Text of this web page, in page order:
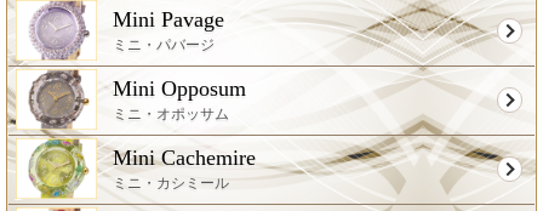
Mini Pavage
ミニ・パバージ
Mini Opposum
ミニ・オポッサム
Mini Cachemire
ミニ・カシミール